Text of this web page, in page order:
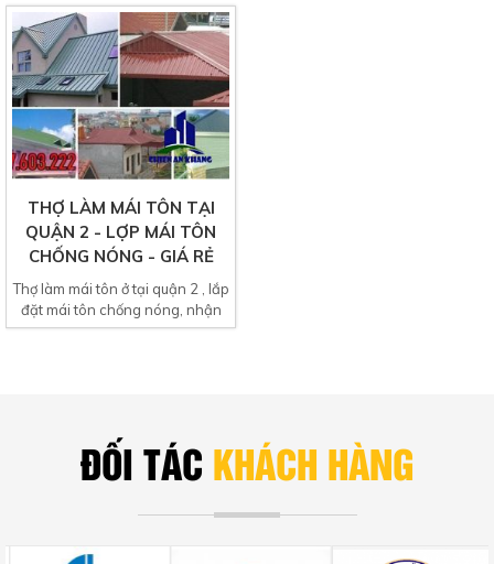
THỢ LÀM MÁI TÔN TẠI
QUẬN 2 - LỢP MÁI TÔN
CHỐNG NÓNG - GIÁ RẺ
Thợ làm mái tôn ở tại quận 2 , lắp
đặt mái tôn chống nóng, nhận
thi công lắp...
ĐỐI TÁC KHÁCH HÀNG